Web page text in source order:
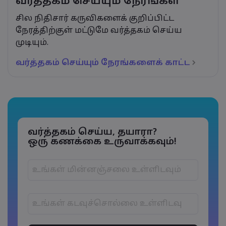
சில நிதிசார் கருவிகளைக் குறிப்பிட்ட
நேரத்திற்குள் மட்டுமே வர்த்தகம் செய்ய
முடியும்.
வர்த்தகம் செய்யும் நேரங்களைக் காட்ட
வர்த்தகம் செய்ய, தயாரா?
ஒரு கணக்கை உருவாக்கவும்!